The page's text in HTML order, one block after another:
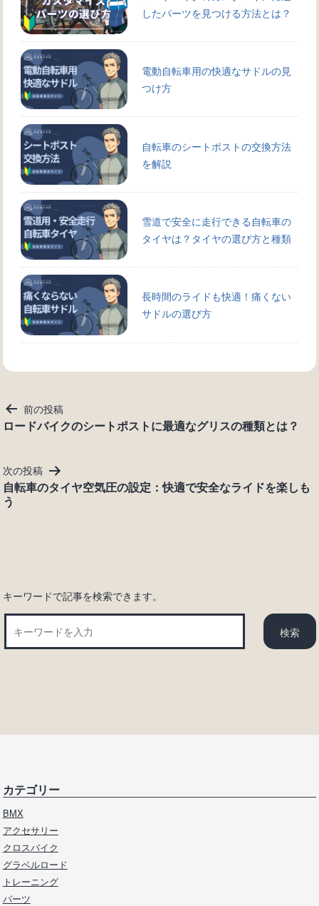
したパーツを見つける方法とは？
電動自転車用の快適なサドルの見
つけ方
自転車のシートポストの交換方法
を解説
雪道で安全に走行できる自転車の
タイヤは？タイヤの選び方と種類
長時間のライドも快適！痛くない
サドルの選び方
投
稿
ゲ
ー
シ
前の投稿
ロードバイクのシートポストに最適なグリスの種類とは？
次の投稿
自転車のタイヤ空気圧の設定：快適で安全なライドを楽しも
う
キーワードで記事を検索できます。
カテゴリー
BMX
アクセサリー
クロスバイク
グラベルロード
トレーニング
パーツ